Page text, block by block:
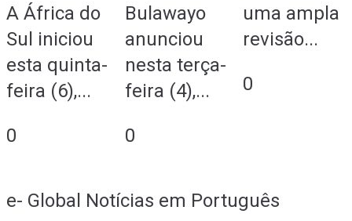
A África do
Sul iniciou
esta quinta-
feira (6),...
0
Bulawayo
anunciou
nesta terça-
feira (4),...
0
uma ampla
revisão...
0
e- Global Notícias em Português